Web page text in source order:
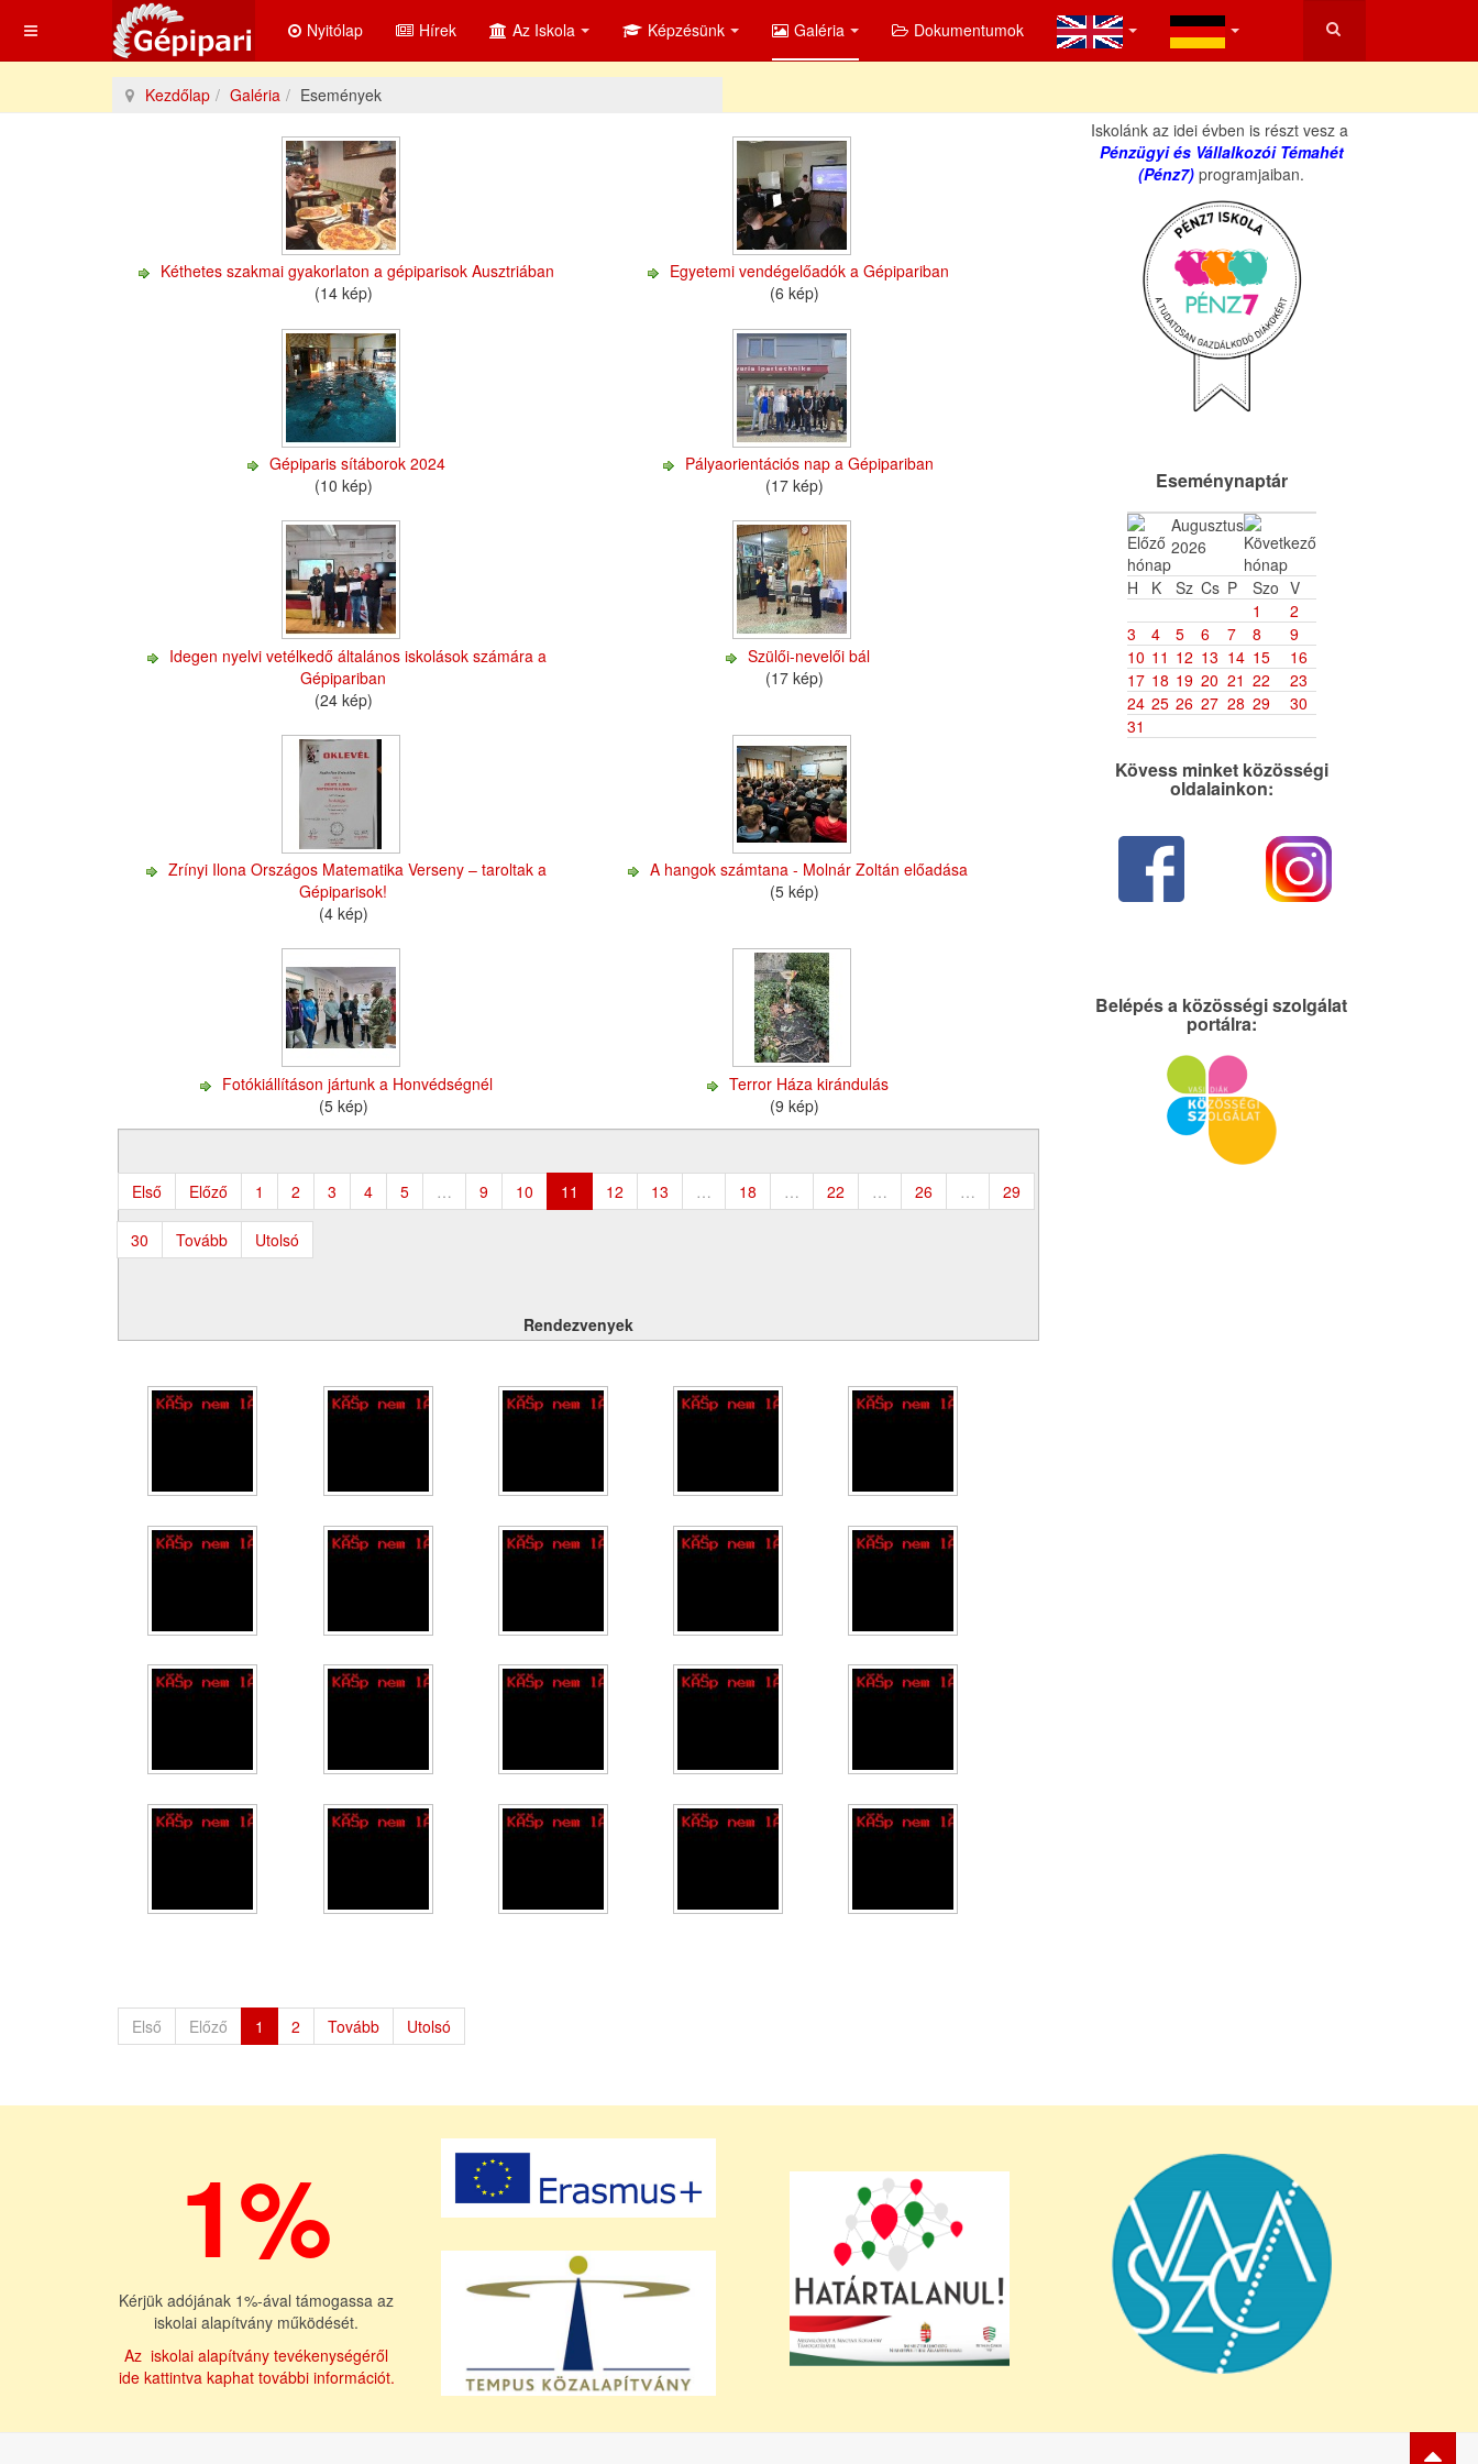
Nyitólap Hírek Az Iskola Képzésünk Galéria Dokumentumok
Kezdőlap Galéria Események
Kéthetes szakmai gyakorlaton a gépiparisok Ausztriában
(14 kép)
Egyetemi vendégelőadók a Gépipariban
(6 kép)
Gépiparis sítáborok 2024
(10 kép)
Pályaorientációs nap a Gépipariban
(17 kép)
Idegen nyelvi vetélkedő általános iskolások számára a
Gépipariban
(24 kép)
Szülői-nevelői bál
(17 kép)
Zrínyi Ilona Országos Matematika Verseny – taroltak a
Gépiparisok!
(4 kép)
A hangok számtana - Molnár Zoltán előadása
(5 kép)
Fotókiállításon jártunk a Honvédségnél
(5 kép)
Terror Háza kirándulás
(9 kép)
Első Előző 1 2 3 4 5 … 9 10 11 12 13 … 18 … 22 … 26 … 29
30 Tovább Utolsó
Rendezvenyek
Első Előző 1 2 Tovább Utolsó
Iskolánk az idei évben is részt vesz a
Pénzügyi és Vállalkozói Témahét
(Pénz7) programjaiban.
Eseménynaptár
Augusztus
2026
H
K Sz Cs P Szo V
1
2
3
4 5 6 7 8
9
10 11 12 13 14 15
16
17 18 19 20 21 22
23
24 25 26 27 28 29
30
31
Kövess minket közösségi
oldalainkon:
Belépés a közösségi szolgálat
portálra:
1%
Kérjük adójának 1%-ával támogassa az
iskolai alapítvány működését.
Az iskolai alapítvány tevékenységéről
ide kattintva kaphat további információt.